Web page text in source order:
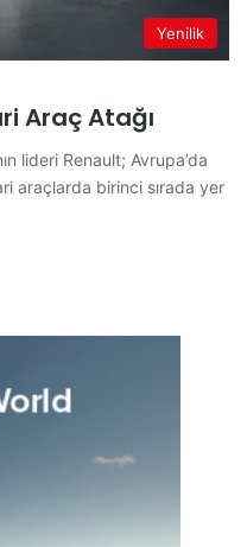
Yenilik
Araç Atağı
lideri Renault; Avrupa’da
araçlarda birinci sırada yer